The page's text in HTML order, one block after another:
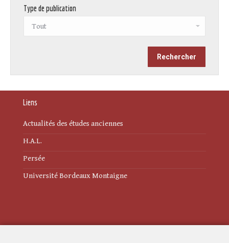
Type de publication
Liens
Actualités des études anciennes
H.A.L.
Persée
Université Bordeaux Montaigne